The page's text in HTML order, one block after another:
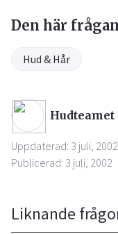
Den här
Hud & Hår
Hudteamet
Uppdaterad: 3 juli, 2002
Publicerad: 3 juli, 2002
Liknande